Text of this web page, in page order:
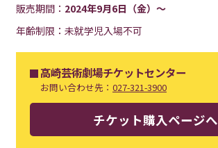
販売期間： 2024年9月6日（金）～
年齢制限：未就学児入場不可
高崎芸術劇場チケットセンター
お問い合わせ先： 027-321-3900
チケット購入ページへ